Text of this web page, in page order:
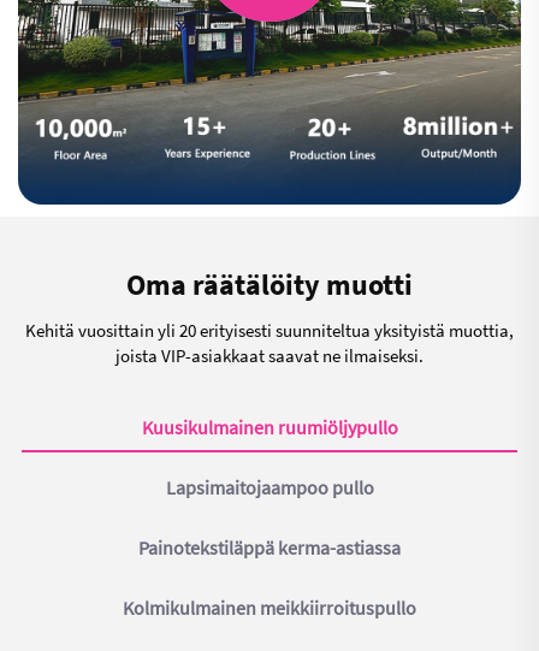
Oma räätälöity muotti
Kehitä vuosittain yli 20 erityisesti suunniteltua yksityistä muottia,
joista VIP-asiakkaat saavat ne ilmaiseksi.
Kuusikulmainen ruumiöljypullo
Lapsimaitojaampoo pullo
Painotekstiläppä kerma-astiassa
Kolmikulmainen meikkiirroituspullo